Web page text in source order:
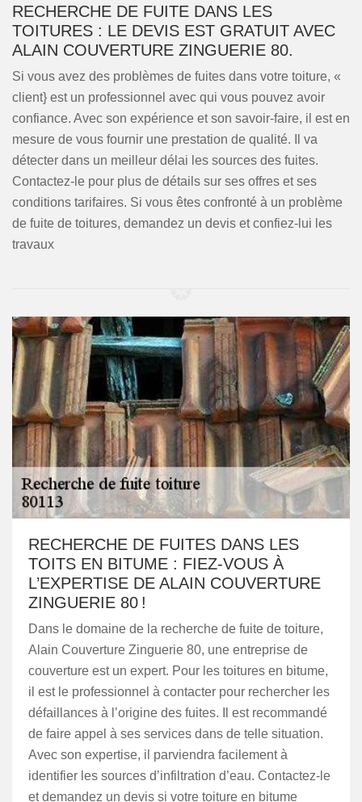
RECHERCHE DE FUITE DANS LES
TOITURES : LE DEVIS EST GRATUIT AVEC
ALAIN COUVERTURE ZINGUERIE 80.
Si vous avez des problèmes de fuites dans votre toiture, «
client} est un professionnel avec qui vous pouvez avoir
confiance. Avec son expérience et son savoir-faire, il est en
mesure de vous fournir une prestation de qualité. Il va
détecter dans un meilleur délai les sources des fuites.
Contactez-le pour plus de détails sur ses offres et ses
conditions tarifaires. Si vous êtes confronté à un problème
de fuite de toitures, demandez un devis et confiez-lui les
travaux
RECHERCHE DE FUITES DANS LES
TOITS EN BITUME : FIEZ-VOUS À
L’EXPERTISE DE ALAIN COUVERTURE
ZINGUERIE 80 !
Dans le domaine de la recherche de fuite de toiture,
Alain Couverture Zinguerie 80, une entreprise de
couverture est un expert. Pour les toitures en bitume,
il est le professionnel à contacter pour rechercher les
défaillances à l’origine des fuites. Il est recommandé
de faire appel à ses services dans de telle situation.
Avec son expertise, il parviendra facilement à
identifier les sources d’infiltration d’eau. Contactez-le
et demandez un devis si votre toiture en bitume